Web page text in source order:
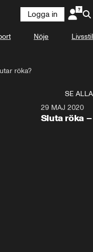
Logga in
Nöje Livsstil
röka?
SE ALLA
29 MAJ 2020
Sluta röka